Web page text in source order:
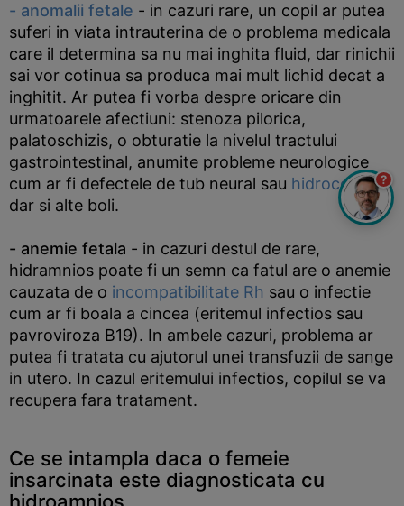
- anomalii fetale - in cazuri rare, un copil ar putea
suferi in viata intrauterina de o problema medicala
care il determina sa nu mai inghita fluid, dar rinichii
sai vor cotinua sa produca mai mult lichid decat a
inghitit. Ar putea fi vorba despre oricare din
urmatoarele afectiuni: stenoza pilorica,
palatoschizis, o obturatie la nivelul tractului
gastrointestinal, anumite probleme neurologice
cum ar fi defectele de tub neural sau hidrocefalia,
dar si alte boli.
- anemie fetala - in cazuri destul de rare,
hidramnios poate fi un semn ca fatul are o anemie
cauzata de o incompatibilitate Rh sau o infectie
cum ar fi boala a cincea (eritemul infectios sau
pavroviroza B19). In ambele cazuri, problema ar
putea fi tratata cu ajutorul unei transfuzii de sange
in utero. In cazul eritemului infectios, copilul se va
recupera fara tratament.
Ce se intampla daca o femeie
insarcinata este diagnosticata cu
?